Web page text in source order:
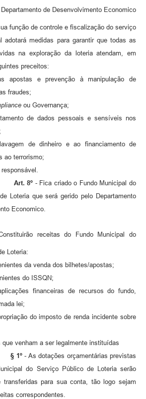
de Desenvolvimento Economico
função de controle e fiscalização do serviço
adotará medidas para garantir que todas as
na exploração da loteria atendam, em
preceitos:
apostas e prevenção à manipulação de
fraudes;
ou Governança;
de dados pessoais e sensíveis nos
de dinheiro e ao financiamento de
ao terrorismo;
8º - Fica criado o Fundo Municipal do
Loteria que será gerido pelo Departamento
Economico.
receitas do Fundo Municipal do
Loteria:
da venda dos bilhetes/apostas;
do ISSQN;
financeiras de recursos do fundo,
lei;
do imposto de renda incidente sobre
venham a ser legalmente instituídas
- As dotações orçamentárias previstas
do Serviço Público de Loteria serão
transferidas para sua conta, tão logo sejam
correspondentes.